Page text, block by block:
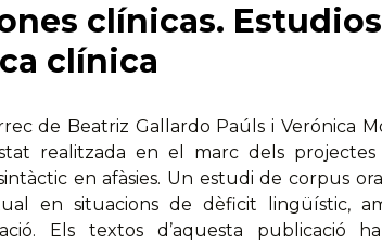
clínicas.
clínica
de Beatriz Gallardo Paúls i Verónica
realitzada en el marc dels projectes
en afàsies. Un estudi de corpus
en situacions de dèficit lingüístic,
Els textos d’aquesta publicació